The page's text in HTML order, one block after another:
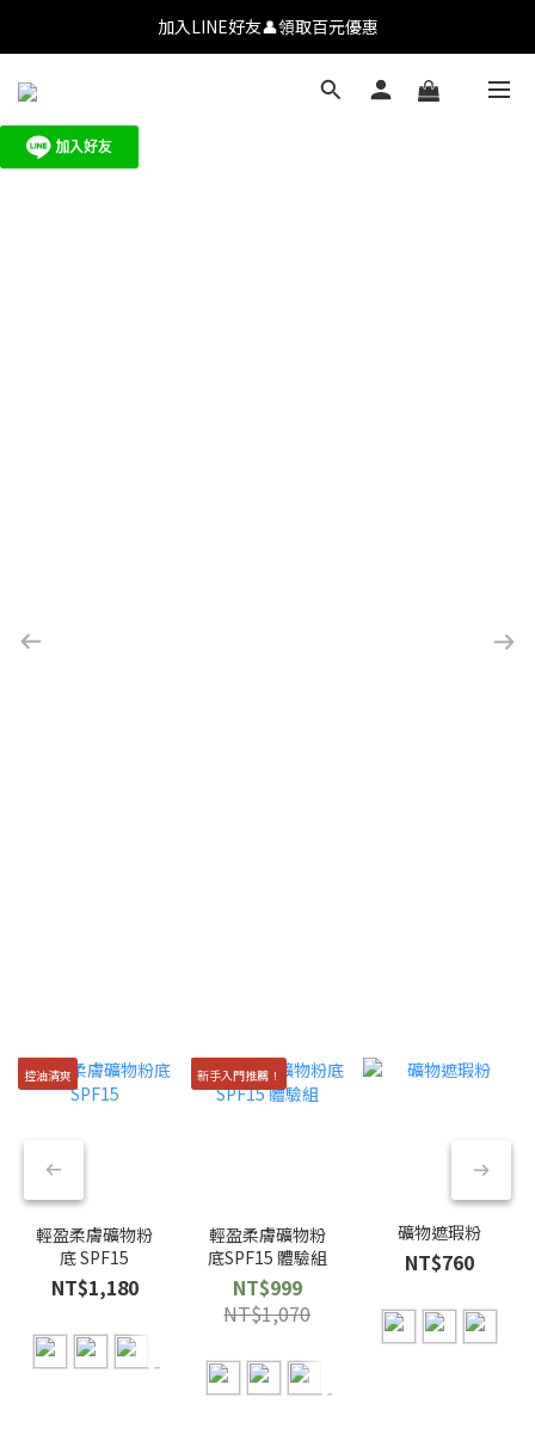
💗【新會員首購九折】透氧彩妝・全肌友善💗
加入LINE好友👤領取百元優惠
💗【新會員首購九折】透氧彩妝・全肌友善💗
控油清爽
輕盈柔膚礦物粉
底 SPF15
NT$1,180
新手入門推薦！
輕盈柔膚礦物粉
底SPF15 體驗組
NT$999
NT$1,070
礦物遮瑕粉
NT$760